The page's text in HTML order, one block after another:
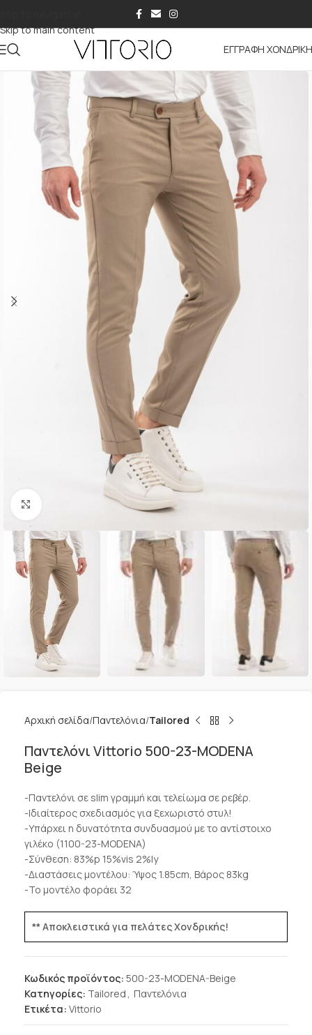
Skip to main content
ΕΓΓΡΑΦΗ
Κλικ για μεγέθυνση
Αρχική σελίδα Παντελόνια Tailored
Παντελόνι Vittorio 500-23-MODENA
Beige
-Παντελόνι σε slim γραμμή και τελείωμα σε ρεβέρ.
-Ιδιαίτερος σχεδιασμός για ξεχωριστό στυλ!
-Υπάρχει η δυνατότητα συνδυασμού με το αντίστοιχο
γιλέκο (1100-23-MODENA)
-Σύνθεση: 83%p 15%vis 2%ly
-Διαστάσεις μοντέλου: Ύψος 1.85cm, Βάρος 83kg
-Το μοντέλο φοράει 32
** Αποκλειστικά για πελάτες Χονδρικής!
Κωδικός προϊόντος: 500-23-MODENA-Beige
Κατηγορίες: Tailored , Παντελόνια
Ετικέτα: Vittorio